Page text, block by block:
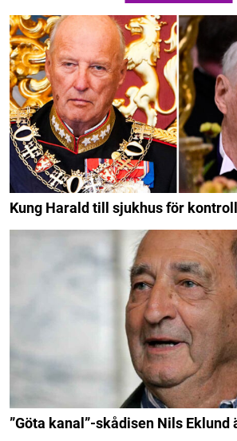
Kung Harald till sjukhus för kontroll
”Göta kanal”-skådisen Nils Eklund